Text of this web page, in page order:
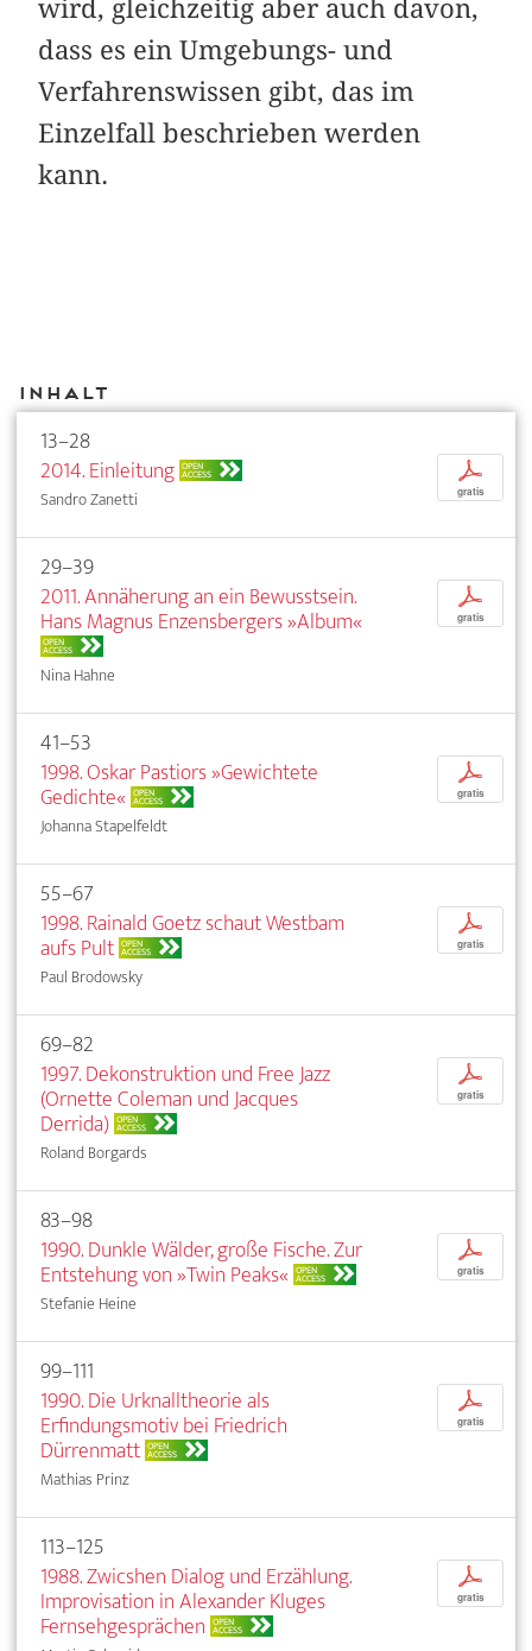
wird, gleichzeitig aber auch davon,
dass es ein Umgebungs- und
Verfahrenswissen gibt, das im
Einzelfall beschrieben werden
kann.
Inhalt
13–28
2014. Einleitung OPEN
ACCESS
Sandro Zanetti
p
gratis
29–39
2011. Annäherung an ein Bewusstsein.
Hans Magnus Enzensbergers »Album«
OPEN
ACCESS
Nina Hahne
p
gratis
41–53
1998. Oskar Pastiors »Gewichtete
Gedichte« OPEN
ACCESS
Johanna Stapelfeldt
p
gratis
55–67
1998. Rainald Goetz schaut Westbam
aufs Pult OPEN
ACCESS
Paul Brodowsky
p
gratis
69–82
1997. Dekonstruktion und Free Jazz
(Ornette Coleman und Jacques
Derrida) OPEN
ACCESS
Roland Borgards
p
gratis
83–98
1990. Dunkle Wälder, große Fische. Zur
Entstehung von »Twin Peaks« OPEN
ACCESS
Stefanie Heine
p
gratis
99–111
1990. Die Urknalltheorie als
Erfindungsmotiv bei Friedrich
Dürrenmatt OPEN
ACCESS
Mathias Prinz
p
gratis
113–125
1988. Zwicshen Dialog und Erzählung.
Improvisation in Alexander Kluges
Fernsehgesprächen OPEN
ACCESS
p
gratis